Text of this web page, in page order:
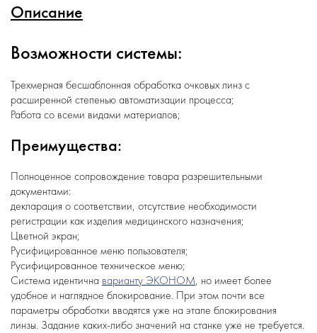
Описание
Возможности системы:
Трехмерная бесшаблонная обработка очковых линз с
расширенной степенью автоматизации процесса;
Работа со всеми видами материалов;
Преимущества:
Полноценное сопровождение товара разрешительными
документами:
декларация о соответствии, отсутствие необходимости
регистрации как изделия медицинского назначения;
Цветной экран;
Русифицированное меню пользователя;
Русифицированное техническое меню;
Система идентична варианту ЭКОНОМ, но имеет более
удобное и наглядное блокирование. При этом почти все
параметры обработки вводятся уже на этапе блокирования
линзы. Задание каких-либо значений на станке уже не требуется.